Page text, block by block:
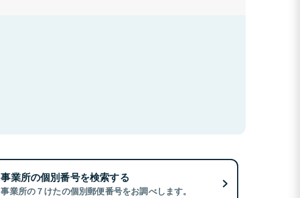
事業所の個別番号を検索する
事業所の７けたの個別郵便番号をお調べします。